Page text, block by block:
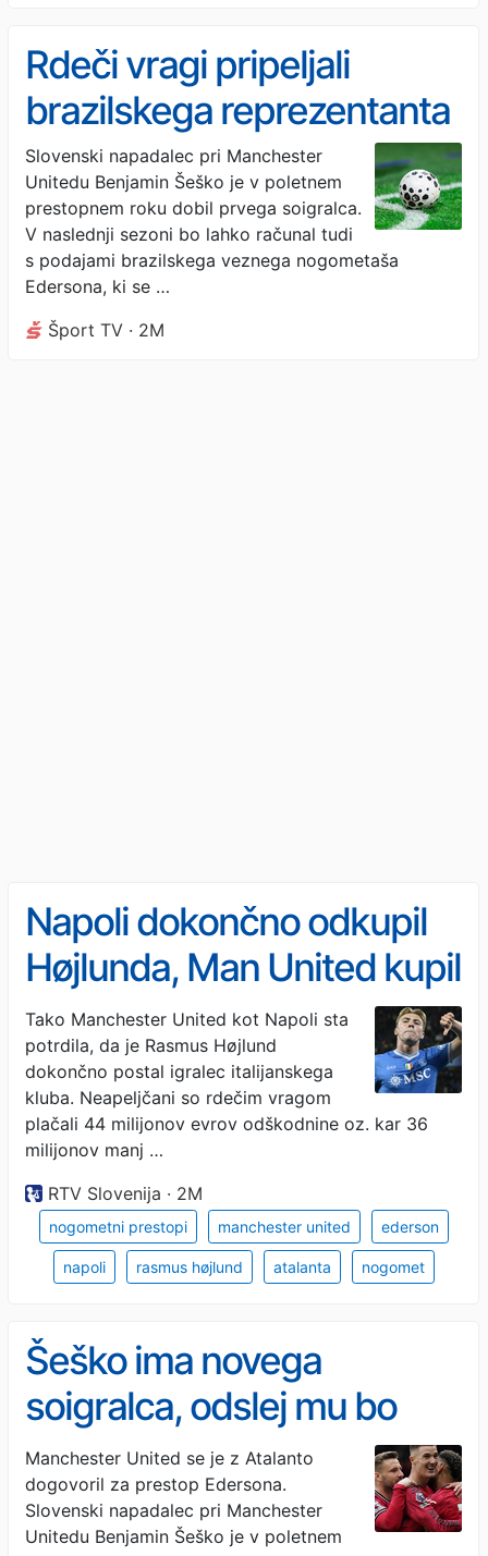
Rdeči vragi pripeljali
brazilskega reprezentanta
Slovenski napadalec pri Manchester
Unitedu Benjamin Šeško je v poletnem
prestopnem roku dobil prvega soigralca.
V naslednji sezoni bo lahko računal tudi
s podajami brazilskega veznega nogometaša
Edersona, ki se …
Šport TV · 2M
Napoli dokončno odkupil
Højlunda, Man United kupil
Edersona
Tako Manchester United kot Napoli sta
potrdila, da je Rasmus Højlund
dokončno postal igralec italijanskega
kluba. Neapeljčani so rdečim vragom
plačali 44 milijonov evrov odškodnine oz. kar 36
milijonov manj …
RTV Slovenija · 2M
nogometni prestopi manchester united ederson
napoli rasmus højlund atalanta nogomet
Šeško ima novega
soigralca, odslej mu bo
podajal ...
Manchester United se je z Atalanto
dogovoril za prestop Edersona.
Slovenski napadalec pri Manchester
Unitedu Benjamin Šeško je v poletnem